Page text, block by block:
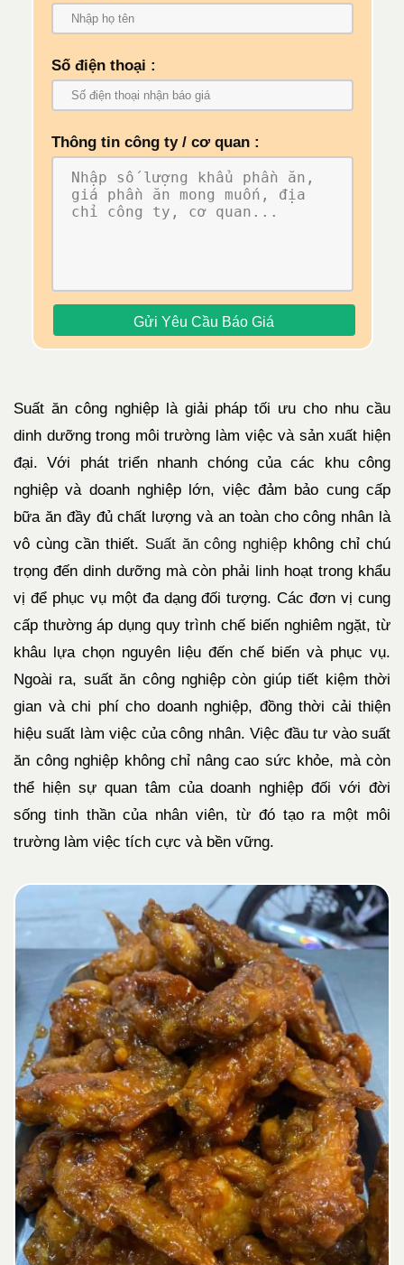
Số điện thoại :
Thông tin công ty / cơ quan :
Suất ăn công nghiệp là giải pháp tối ưu cho nhu cầu
dinh dưỡng trong môi trường làm việc và sản xuất hiện
đại. Với phát triển nhanh chóng của các khu công
nghiệp và doanh nghiệp lớn, việc đảm bảo cung cấp
bữa ăn đầy đủ chất lượng và an toàn cho công nhân là
vô cùng cần thiết. Suất ăn công nghiệp không chỉ chú
trọng đến dinh dưỡng mà còn phải linh hoạt trong khẩu
vị để phục vụ một đa dạng đối tượng. Các đơn vị cung
cấp thường áp dụng quy trình chế biến nghiêm ngặt, từ
khâu lựa chọn nguyên liệu đến chế biến và phục vụ.
Ngoài ra, suất ăn công nghiệp còn giúp tiết kiệm thời
gian và chi phí cho doanh nghiệp, đồng thời cải thiện
hiệu suất làm việc của công nhân. Việc đầu tư vào suất
ăn công nghiệp không chỉ nâng cao sức khỏe, mà còn
thể hiện sự quan tâm của doanh nghiệp đối với đời
sống tinh thần của nhân viên, từ đó tạo ra một môi
trường làm việc tích cực và bền vững.